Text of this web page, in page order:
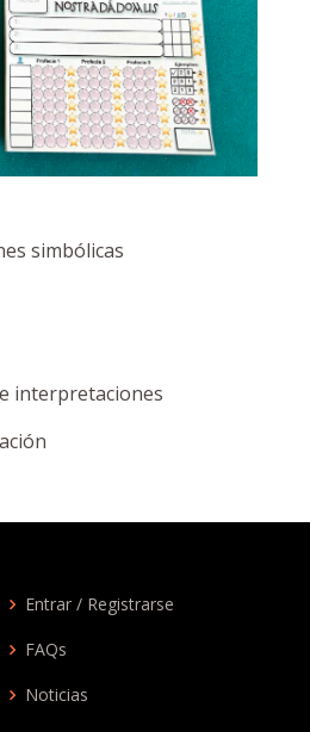
simbólicas
interpretaciones
Entrar / Registrarse
FAQs
Noticias